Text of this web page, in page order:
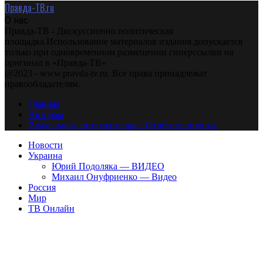
Правда-ТВ.ru
О нас
Правда-ТВ - Дискуссионно политическая
площадка.Использование материалов издания допускается
только при одновременном размещении гиперссылки на
оригинал в «Правда-ТВ»
@2023 - www.pravda-tv.ru. Все права принадлежат
правообладателям.
Главная
Авторам
Владельцам авторских прав. Ответственности.
Новости
Украина
Юрий Подоляка — ВИДЕО
Михаил Онуфриенко — Видео
Россия
Мир
ТВ Онлайн